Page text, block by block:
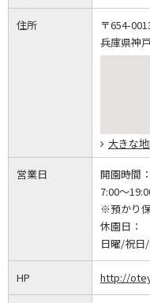
住所
〒654-
兵庫県神
大きな
営業日
開園時間：
7:00～
※預かり
休園日：
日曜/祝日
HP http://